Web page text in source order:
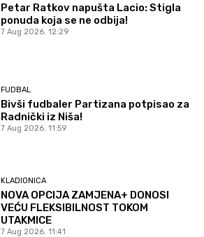
Petar Ratkov napušta Lacio: Stigla
ponuda koja se ne odbija!
7 Aug 2026. 12:29
FUDBAL
Bivši fudbaler Partizana potpisao za
Radnički iz Niša!
7 Aug 2026. 11:59
KLADIONICA
NOVA OPCIJA ZAMJENA+ DONOSI
VEĆU FLEKSIBILNOST TOKOM
UTAKMICE
7 Aug 2026. 11:41